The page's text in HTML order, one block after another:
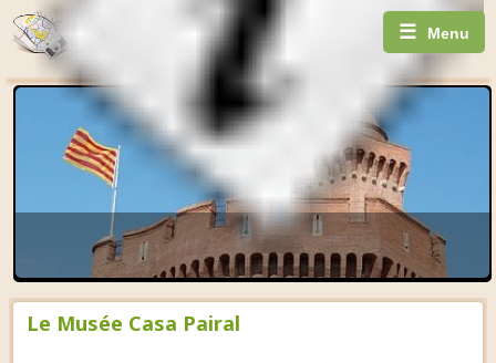
☰ Menu
Le Musée Casa Pairal